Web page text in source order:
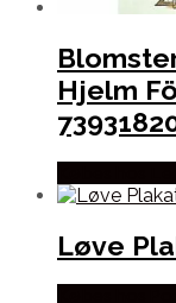
Hjelm
Løve